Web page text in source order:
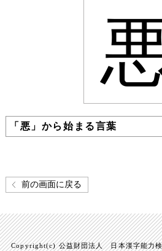
「悪」から始まる言葉
前の画面に戻る
Copyright(c) 公益財団法人 日本漢字能力